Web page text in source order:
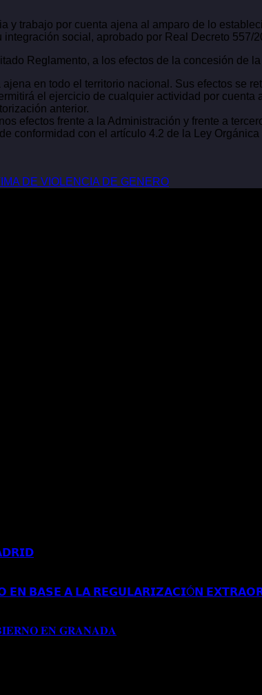
trabajo por cuenta ajena al amparo de lo
social, aprobado por Real Decreto 557/
Reglamento, a los efectos de la concesión de
en todo el territorio nacional. Sus efectos se
el ejercicio de cualquier actividad por cuenta
anterior.
efectos frente a la Administración y frente a
conformidad con el artículo 4.2 de la Ley
DE VIOLENCIA DE GENERO
𝗕𝗔𝗦𝗘 𝗔 𝗟𝗔 𝗥𝗘𝗚𝗨𝗟𝗔𝗥𝗜𝗭𝗔𝗖𝗜Ó𝗡
𝐄𝐍 𝐆𝐑𝐀𝐍𝐀𝐃𝐀